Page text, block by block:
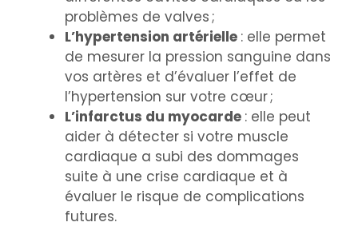
problèmes de valves ;
L’hypertension artérielle : elle permet
de mesurer la pression sanguine dans
vos artères et d’évaluer l’effet de
l’hypertension sur votre cœur ;
L’infarctus du myocarde : elle peut
aider à détecter si votre muscle
cardiaque a subi des dommages
suite à une crise cardiaque et à
évaluer le risque de complications
futures.